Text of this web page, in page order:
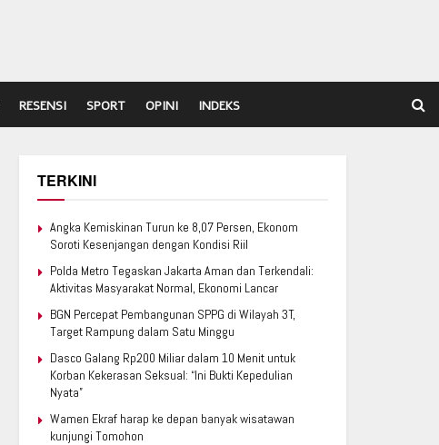
RESENSI SPORT OPINI INDEKS
TERKINI
Angka Kemiskinan Turun ke 8,07 Persen, Ekonom
Soroti Kesenjangan dengan Kondisi Riil
Polda Metro Tegaskan Jakarta Aman dan Terkendali:
Aktivitas Masyarakat Normal, Ekonomi Lancar
BGN Percepat Pembangunan SPPG di Wilayah 3T,
Target Rampung dalam Satu Minggu
Dasco Galang Rp200 Miliar dalam 10 Menit untuk
Korban Kekerasan Seksual: “Ini Bukti Kepedulian
Nyata”
Wamen Ekraf harap ke depan banyak wisatawan
kunjungi Tomohon